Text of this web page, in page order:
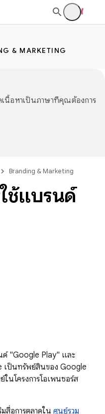
& MARKETING
นื้อหาเป็นภาษาที่คุณต้องการ
Branding & Marketing
ช้แบรนด์
ด์ "Google Play" และ
เป็นทรัพย์สินของ Google
นโครงการโอเพนซอร์ส
สื่อการตลาดใน ศูนย์รวม